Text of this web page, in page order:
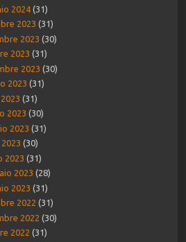
2024 (31)
2023 (31)
2023 (30)
2023 (31)
2023 (30)
2023 (31)
(31)
2023 (30)
2023 (31)
(30)
2023 (31)
2023 (28)
2023 (31)
2022 (31)
2022 (30)
2022 (31)